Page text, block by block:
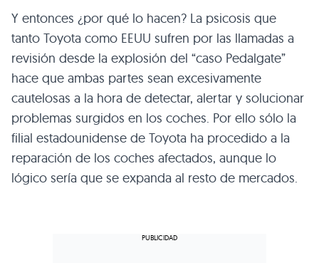
Y entonces ¿por qué lo hacen? La psicosis que
tanto Toyota como EEUU sufren por las llamadas a
revisión desde la explosión del “caso Pedalgate”
hace que ambas partes sean excesivamente
cautelosas a la hora de detectar, alertar y solucionar
problemas surgidos en los coches. Por ello sólo la
filial estadounidense de Toyota ha procedido a la
reparación de los coches afectados, aunque lo
lógico sería que se expanda al resto de mercados.